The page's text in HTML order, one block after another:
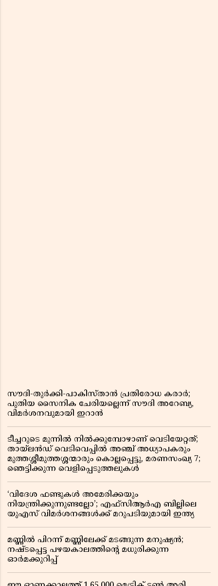
സൗദി-തുർക്കി-പാകിസ്താൻ പ്രതിരോധ കരാർ;
പുതിയ സൈനിക ചേരിയല്ലെന്ന് സൗദി അറേബ്യ,
വിമർശനവുമായി ഇറാൻ
ടീച്ചറുടെ മുന്നിൽ നിൽക്കുമ്പോഴാണ് വെടിയേറ്റത്;
തായ്‌ലൻഡ് വെടിവെപ്പിൽ അഞ്ച് അധ്യാപകരും
മുത്തശ്ശീമുത്തശ്ശന്മാരും കൊല്ലപ്പെട്ടു, മരണസംഖ്യ 7;
ഞെട്ടിക്കുന്ന വെളിപ്പെടുത്തലുകൾ
‘വിദേശ ഫണ്ടുകൾ അമേരിക്കയും
നിയന്ത്രിക്കുന്നുണ്ടല്ലോ’; എഫ്സിആർഎ ബില്ലിലെ
യുഎസ് വിമർശനങ്ങൾക്ക് മറുപടിയുമായി ഇന്ത്യ
മണ്ണിൽ പിറന്ന് മണ്ണിലേക്ക് മടങ്ങുന്ന മനുഷ്യൻ;
നഷ്ടപ്പെട്ട പഴയകാലത്തിൻ്റെ മധുരിക്കുന്ന
ഓർമക്കുറിപ്പ്